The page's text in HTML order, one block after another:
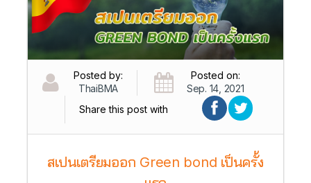
Posted by:
ThaiBMA
Posted on:
Sep. 14, 2021
Share this post with
สเปนเตรียมออก Green bond เป็นครั้ง